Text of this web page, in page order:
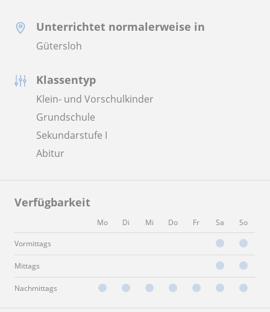
Unterrichtet normalerweise in
Gütersloh
Klassentyp
Klein- und Vorschulkinder
Grundschule
Sekundarstufe I
Abitur
Verfügbarkeit
Mo Di Mi Do Fr Sa So
Vormittags
Mittags
Nachmittags